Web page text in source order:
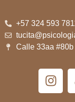
+57 324 593
Calle 33aa